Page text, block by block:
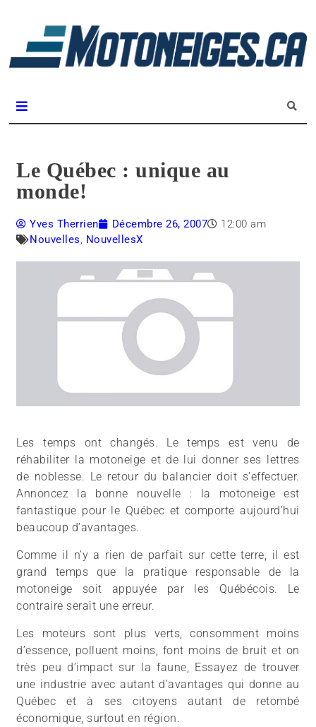
Le Québec : unique au
monde!
Yves Therrien Décembre 26, 2007
12:00 am
Nouvelles, NouvellesX
Les temps ont changés. Le temps est venu de
réhabiliter la motoneige et de lui donner ses lettres
de noblesse. Le retour du balancier doit s’effectuer.
Annoncez la bonne nouvelle : la motoneige est
fantastique pour le Québec et comporte aujourd’hui
beaucoup d’avantages.
Comme il n’y a rien de parfait sur cette terre, il est
grand temps que la pratique responsable de la
motoneige soit appuyée par les Québécois. Le
contraire serait une erreur.
Les moteurs sont plus verts, consomment moins
d’essence, polluent moins, font moins de bruit et on
très peu d’impact sur la faune, Essayez de trouver
une industrie avec autant d’avantages qui donne au
Québec et à ses citoyens autant de retombé
économique, surtout en région.